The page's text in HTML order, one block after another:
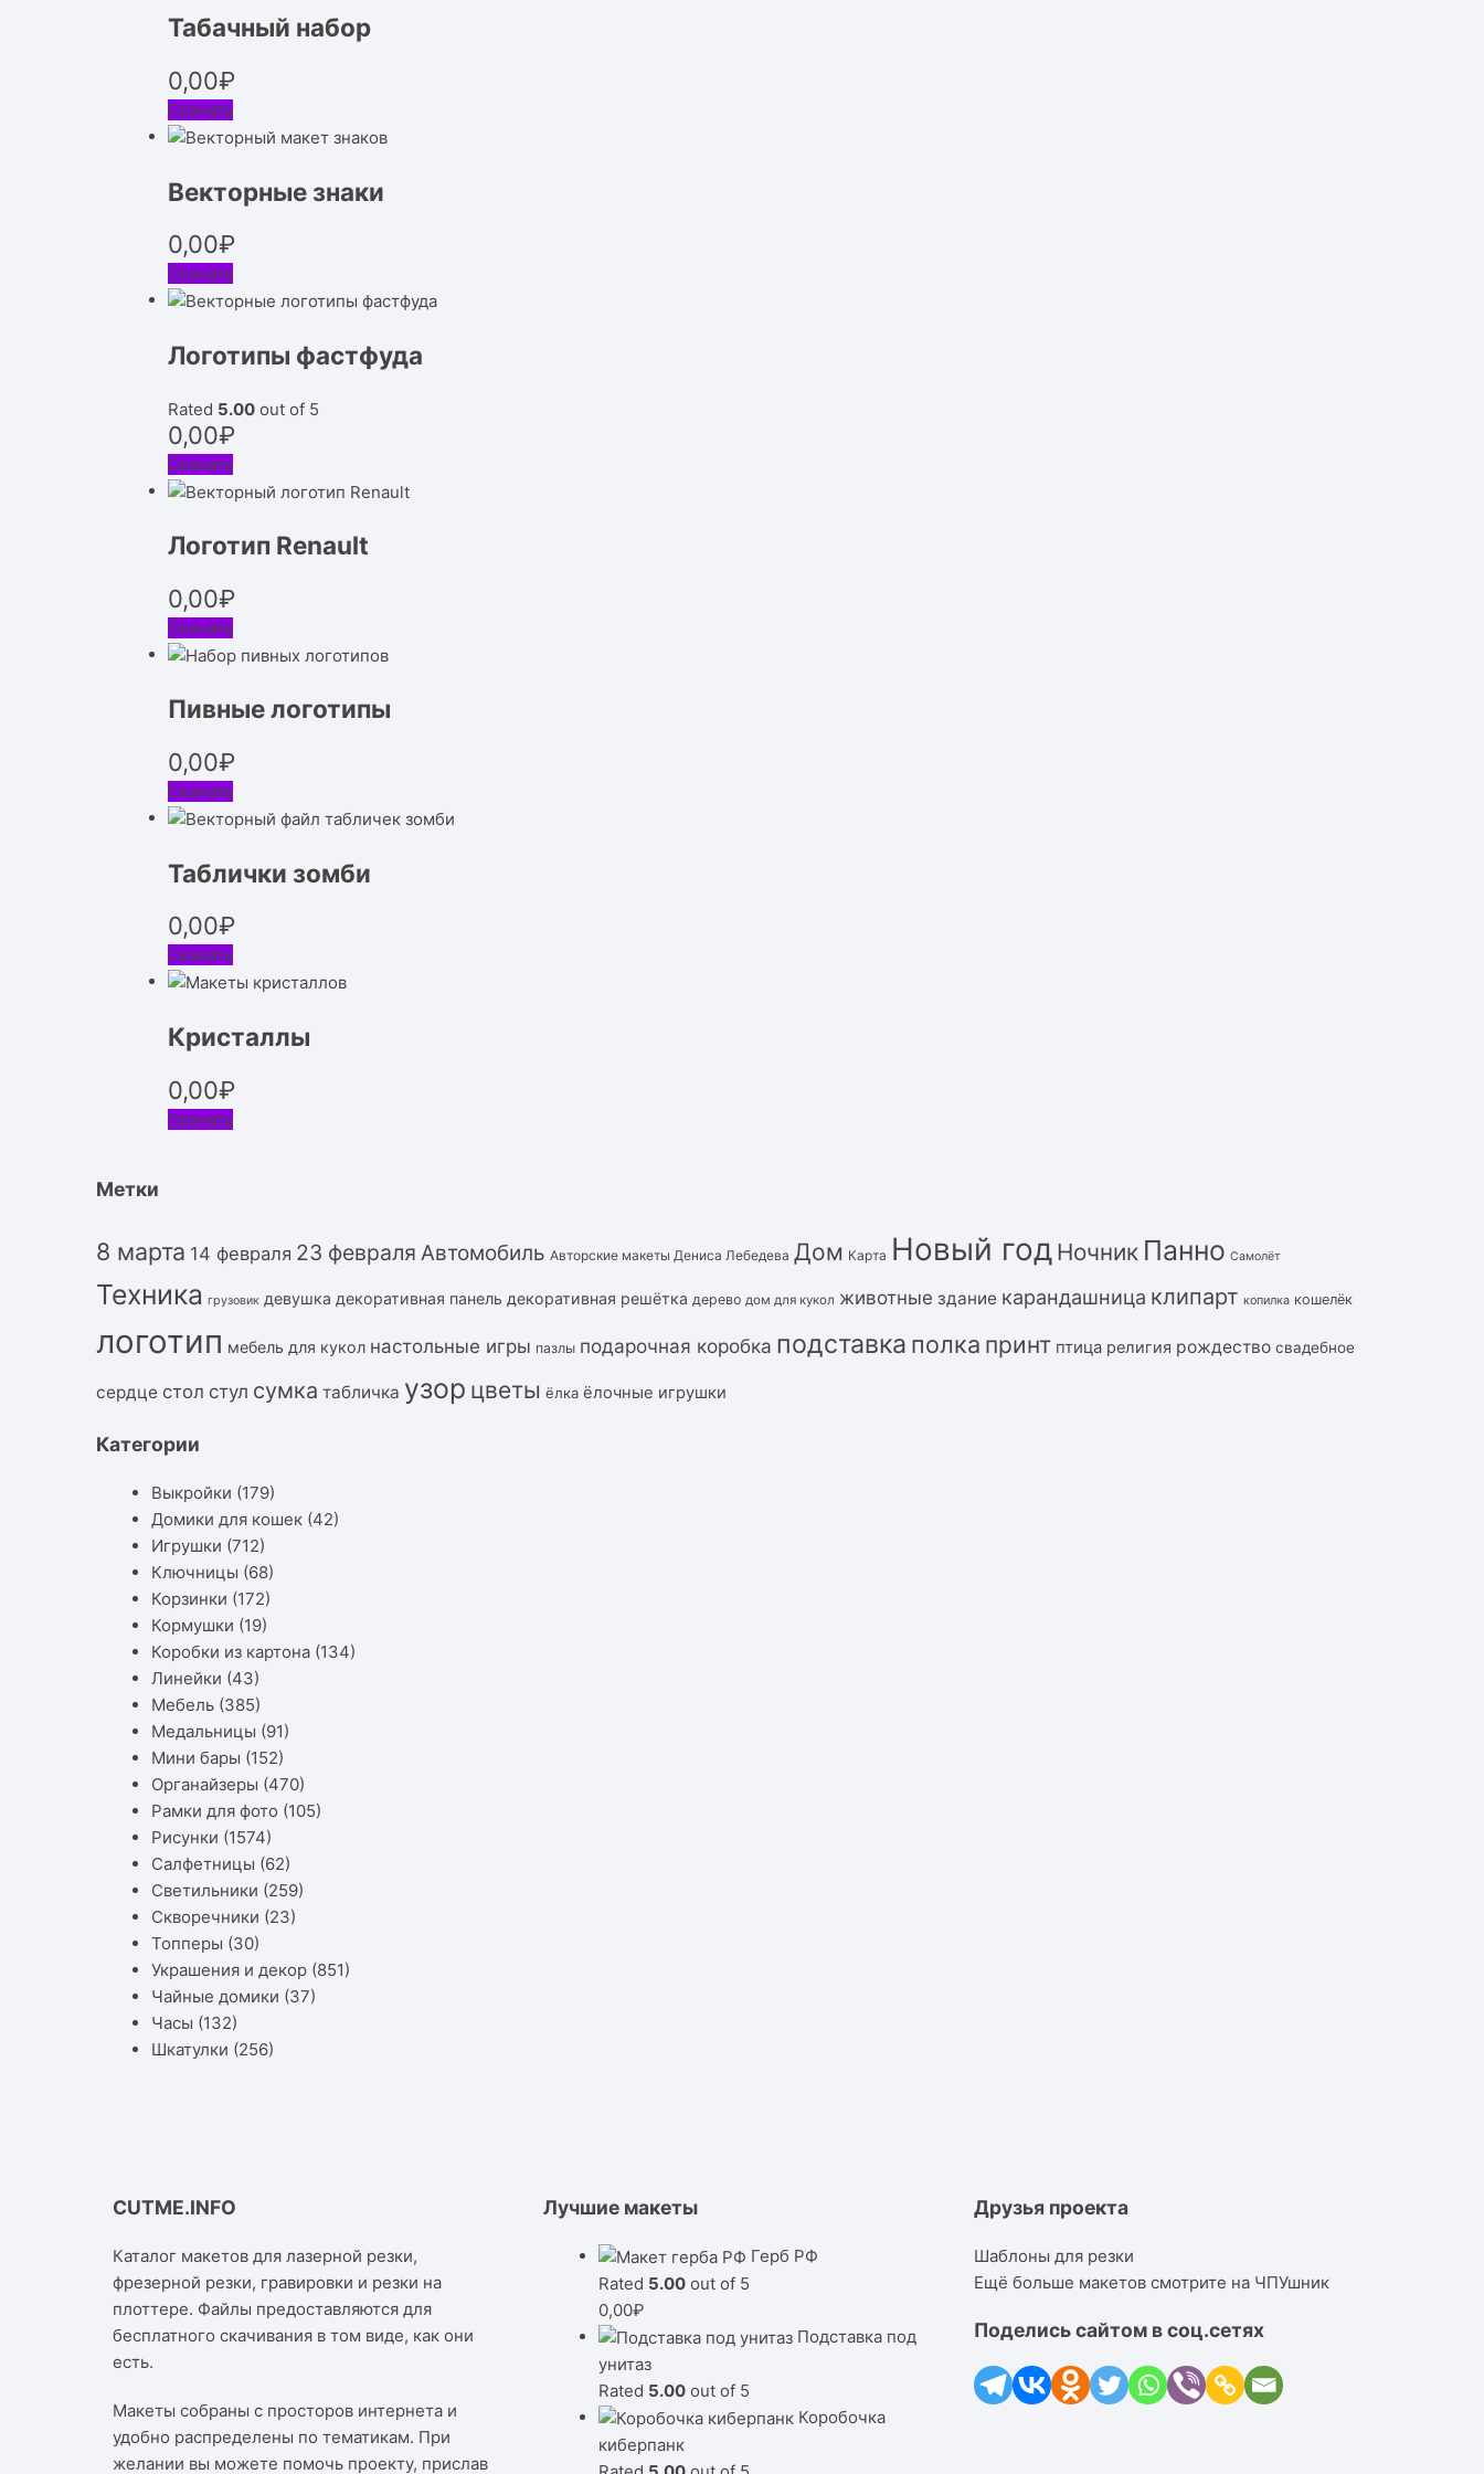
Табачный набор
0,00₽
Скачать
Векторные знаки
0,00₽
Скачать
Логотипы фастфуда
Rated 5.00 out of 5
0,00₽
Скачать
Логотип Renault
0,00₽
Скачать
Пивные логотипы
0,00₽
Скачать
Таблички зомби
0,00₽
Скачать
Кристаллы
0,00₽
Скачать
Метки
8 марта 14 февраля 23 февраля Автомобиль Авторские макеты Дениса Лебедева Дом Карта Новый год Ночник Панно Самолёт
Техника грузовик девушка декоративная панель декоративная решётка дерево дом для кукол животные здание карандашница клипарт копилка кошелёк
логотип мебель для кукол настольные игры пазлы подарочная коробка подставка полка принт птица религия рождество свадебное
сердце стол стул сумка табличка узор цветы ёлка ёлочные игрушки
Категории
Выкройки (179)
Домики для кошек (42)
Игрушки (712)
Ключницы (68)
Корзинки (172)
Кормушки (19)
Коробки из картона (134)
Линейки (43)
Мебель (385)
Медальницы (91)
Мини бары (152)
Органайзеры (470)
Рамки для фото (105)
Рисунки (1574)
Салфетницы (62)
Светильники (259)
Скворечники (23)
Топперы (30)
Украшения и декор (851)
Чайные домики (37)
Часы (132)
Шкатулки (256)
CUTME.INFO
Каталог макетов для лазерной резки,
фрезерной резки, гравировки и резки на
плоттере. Файлы предоставляются для
бесплатного скачивания в том виде, как они
есть.
Макеты собраны с просторов интернета и
удобно распределены по тематикам. При
желании вы можете помочь проекту, прислав
Лучшие макеты
Герб РФ
Rated 5.00out of 5
0,00₽
Подставка под
унитаз
Rated 5.00out of 5
Коробочка
киберпанк
Друзья проекта
Шаблоны для резки
Ещё больше макетов смотрите на ЧПУшник
Поделись сайтом в соц.сетях